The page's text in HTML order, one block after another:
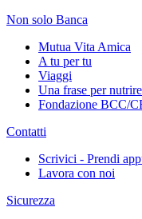
Non solo Banca
Mutua Vita Amica
A tu per tu
Viaggi
Una frase per
Fondazione BCC/
Contatti
Scrivici - Prendi
Lavora con noi
Sicurezza